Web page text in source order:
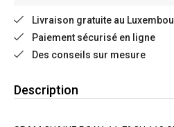
Livraison gratuite au
Paiement sécurisé en ligne
Des conseils sur mesure
Description